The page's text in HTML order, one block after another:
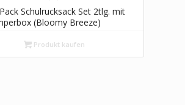
Schulrucksack Set 2tlg. mit
(Bloomy Breeze)
Produkt kaufen